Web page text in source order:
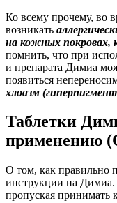
Ко всему прочему, во
возникать
на кожных покровах,
помнить, что при
и препарата Димиа
появиться
хлоазм
Таблетки
применению
О том, как правильно
инструкции на Димиа.
пропуская принимать